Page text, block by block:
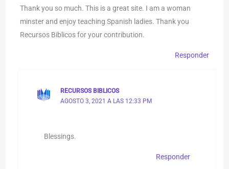
Thank you so much. This is a great site. I am a woman
minster and enjoy teaching Spanish ladies. Thank you
Recursos Biblicos for your contribution.
Responder
RECURSOS BIBLICOS
AGOSTO 3, 2021 A LAS 12:33 PM
Blessings.
Responder